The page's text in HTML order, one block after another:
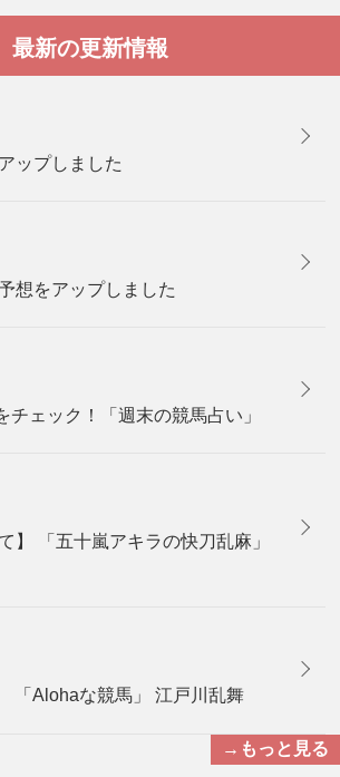
最新の更新情報
ップしました
想をアップしました
チェック！「週末の競馬占い」
】 「五十嵐アキラの快刀乱麻」
「Alohaな競馬」 江戸川乱舞
→もっと見る